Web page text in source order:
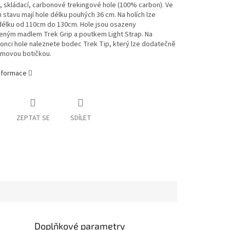
skládací, carbonové trekingové hole (100% carbon). Ve
mají hole délku pouhých 36 cm. Na holích lze
od 110cm do 130cm. Hole jsou osazeny
madlem Trek Grip a poutkem Light Strap. Na
hole naleznete bodec Trek Tip, který lze dodatečně
botičkou.
ZEPTAT SE SDÍLET
Doplňkové parametry